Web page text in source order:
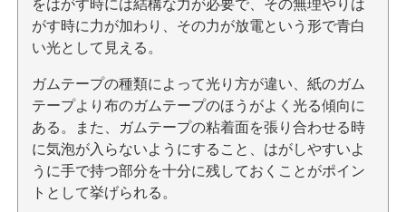
をはがす時には結構な力が必要で、その無理やりは
がす時に力が加わり、その力が放電という形で青白
い光として見える。
ガムテープの種類によって光り方が違い、紙のガム
テープより布のガムテープのほうがよく光る傾向に
ある。また、ガムテープの粘着面を張り合わせる時
に気泡が入らないようにすること、はがしやすいよ
うに手で持つ部分を十分に残しておくことがポイン
トとして挙げられる。